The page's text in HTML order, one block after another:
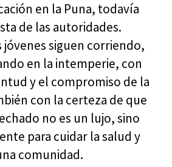
en la Puna, todavía
de las autoridades.
siguen corriendo,
en la intemperie, con
y el compromiso de la
con la certeza de que
no es un lujo, sino
para cuidar la salud y
comunidad.